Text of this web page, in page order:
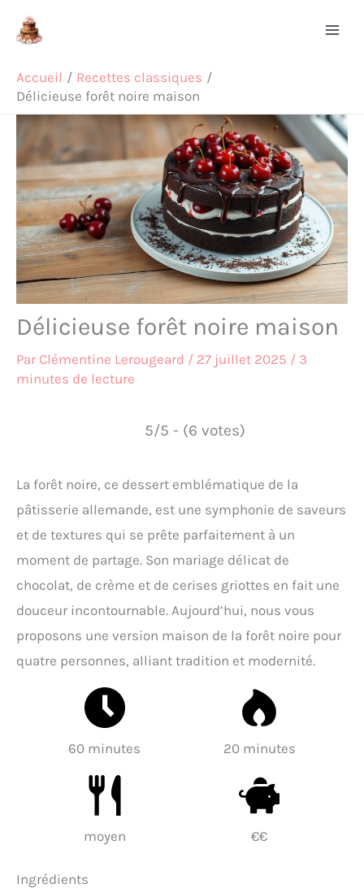
Accueil
Recettes classiques
Délicieuse forêt noire maison
Délicieuse forêt noire maison
Par Clémentine Lerougeard / 27 juillet 2025 / 3
minutes de lecture
5/5 - (6 votes)
La forêt noire, ce dessert emblématique de la
pâtisserie allemande, est une symphonie de saveurs
et de textures qui se prête parfaitement à un
moment de partage. Son mariage délicat de
chocolat, de crème et de cerises griottes en fait une
douceur incontournable. Aujourd’hui, nous vous
proposons une version maison de la forêt noire pour
quatre personnes, alliant tradition et modernité.
60 minutes 20 minutes
moyen €€
Ingrédients
Rechercher